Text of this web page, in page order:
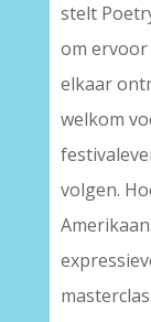
stelt
om
elkaar
welkom
volgen.